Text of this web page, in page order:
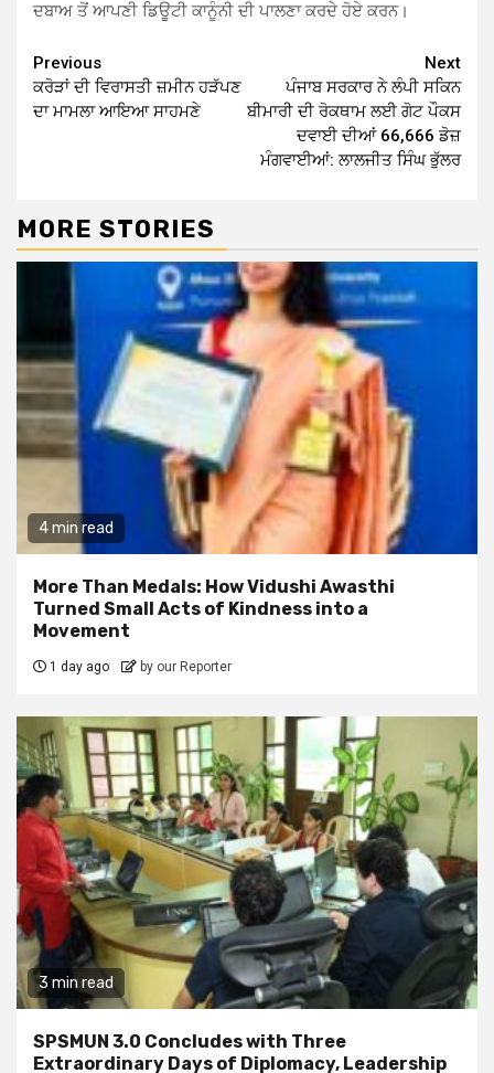
ਦਬਾਅ ਤੋਂ ਆਪਣੀ ਡਿਊਟੀ ਕਾਨੂੰਨੀ ਦੀ ਪਾਲਣਾ ਕਰਦੇ ਹੋਏ ਕਰਨ।
Continue
Reading
Previous
ਕਰੋੜਾਂ ਦੀ ਵਿਰਾਸਤੀ ਜ਼ਮੀਨ ਹੜੱਪਣ
ਦਾ ਮਾਮਲਾ ਆਇਆ ਸਾਹਮਣੇ
Next
ਪੰਜਾਬ ਸਰਕਾਰ ਨੇ ਲੰਪੀ ਸਕਿਨ
ਬੀਮਾਰੀ ਦੀ ਰੋਕਥਾਮ ਲਈ ਗੋਟ ਪੌਕਸ
ਦਵਾਈ ਦੀਆਂ 66,666 ਡੋਜ਼
ਮੰਗਵਾਈਆਂ: ਲਾਲਜੀਤ ਸਿੰਘ ਭੁੱਲਰ
MORE STORIES
4 min read
More Than Medals: How Vidushi Awasthi
Turned Small Acts of Kindness into a
Movement
1 day ago by our Reporter
3 min read
SPSMUN 3.0 Concludes with Three
Extraordinary Days of Diplomacy, Leadership